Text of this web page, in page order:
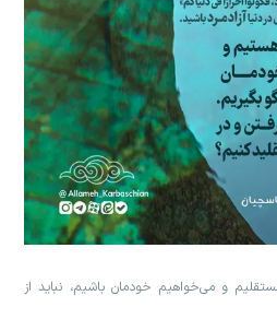
و می‌خواهیم خودمان باشیم، نباید از